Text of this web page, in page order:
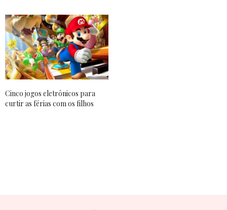
Cinco jogos eletrônicos para
curtir as férias com os filhos